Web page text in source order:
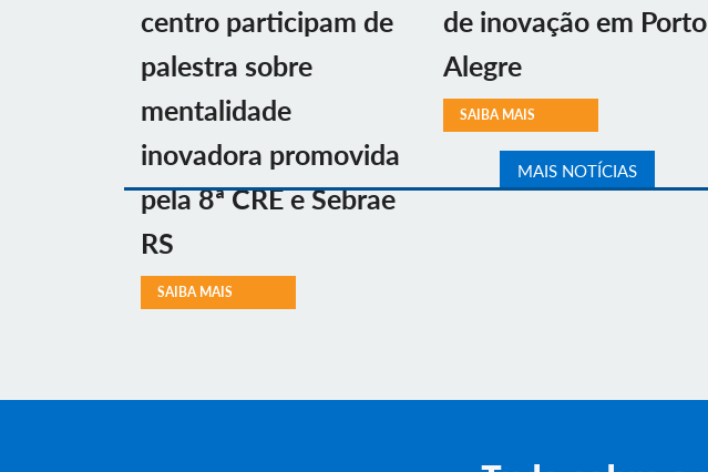
centro participam de
palestra sobre
mentalidade
inovadora promovida
pela 8ª CRE e Sebrae
RS
SAIBA MAIS
de inovação em Porto
Alegre
SAIBA MAIS
MAIS NOTÍCIAS